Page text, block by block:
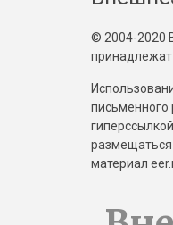
© 2004-2020
принадлежат
письменного
размещаться
материал